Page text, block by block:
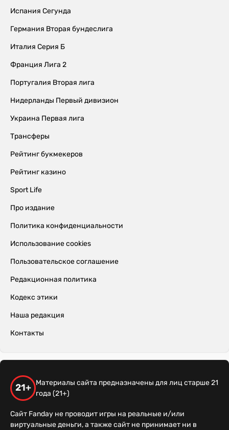
Испания Сегунда
Германия Вторая бундеслига
Италия Серия Б
Франция Лига 2
Португалия Вторая лига
Нидерланды Первый дивизион
Украина Первая лига
Трансферы
Рейтинг букмекеров
Рейтинг казино
Sport Life
Про издание
Политика конфиденциальности
Использование cookies
Пользовательское соглашение
Редакционная политика
Кодекс этики
Наша редакция
Контакты
21+
Материалы сайта предназначены для лиц старше 21
года (21+)
Сайт Fanday не проводит игры на реальные и/или
виртуальные деньги, а также сайт не принимает ни в